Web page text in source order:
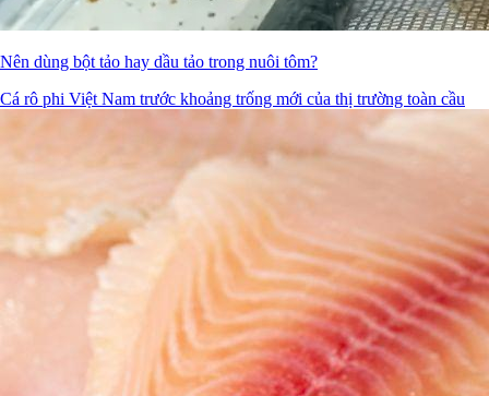
Nên dùng bột tảo hay dầu tảo trong nuôi tôm?
Cá rô phi Việt Nam trước khoảng trống mới của thị trường toàn cầu